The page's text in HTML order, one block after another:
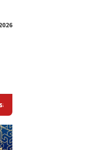
Muara Beliti Ikuti Coffee